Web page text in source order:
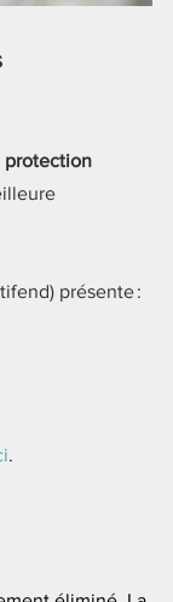
protection
présente :
.